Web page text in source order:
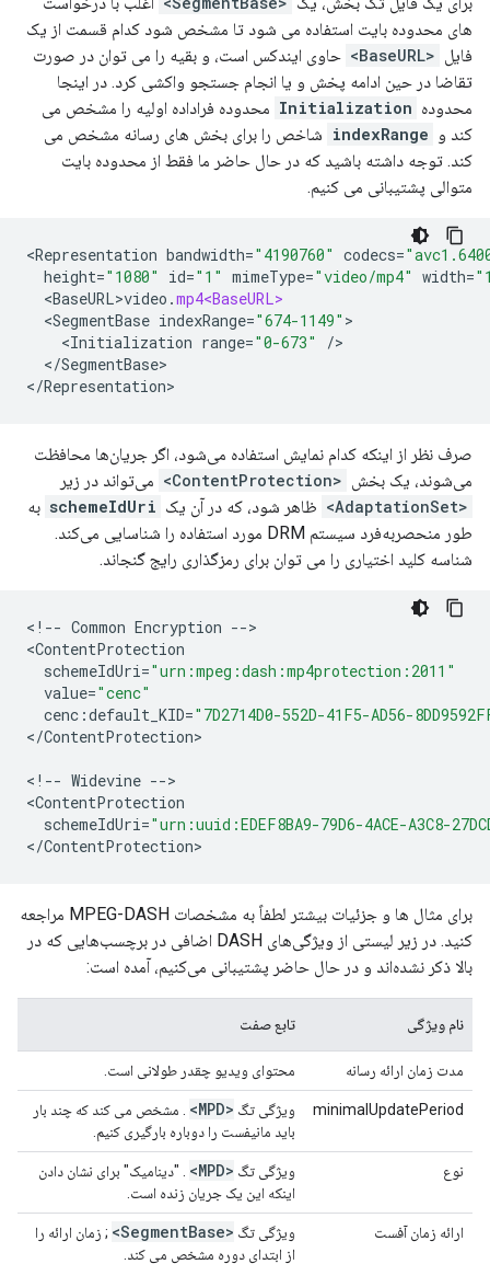
های محدوده بایت استفاده می شود تا مشخص شود کدام قسمت از یک
فایل <BaseURL>
حاوی ایندکس است، و بقیه را می توان در صورت
تقاضا در حین ادامه پخش و یا انجام جستجو واکشی کرد. در اینجا
محدوده Initialization محدوده فراداده اولیه را مشخص می
کند و indexRange شاخص را برای بخش های رسانه مشخص می
کند. توجه داشته باشید که در حال حاضر ما فقط از محدوده بایت
متوالی پشتیبانی می کنیم.
<Representation bandwidth="4190760" codecs=
height="1080" id="1" mimeType="video/mp4" width=
<BaseURL>video .mp4<BaseURL>
<SegmentBase indexRange="674-1149"
<Initialization range="0-673" /
</SegmentBase>
</Representation
صرف نظر از اینکه کدام نمایش استفاده می‌شود، اگر جریان‌ها محافظت
می‌شوند، یک بخش <ContentProtection>
می‌تواند در زیر
<AdaptationSet>
ظاهر شود، که در آن یک schemeIdUri به
طور منحصربه‌فرد سیستم DRM مورد استفاده را شناسایی می‌کند.
شناسه کلید اختیاری را می توان برای رمزگذاری رایج گنجاند.
< !-- Common Encryption -->
<ContentProtection
schemeIdUri="urn:mpeg:dash:mp4protection:2011"
value="cenc"
cenc :default_KID="7D2714D0-552D-41F5-AD56-
</ContentProtection>
< !-- Widevine -->
<ContentProtection
schemeIdUri="urn:uuid:EDEF8BA9-79D6-4ACE-A3C8-
</ContentProtection
برای مثال ها و جزئیات بیشتر لطفاً به مشخصات MPEG-DASH مراجعه
کنید. در زیر لیستی از ویژگی‌های DASH اضافی در برچسب‌هایی که در
بالا ذکر نشده‌اند و در حال حاضر پشتیبانی می‌کنیم، آمده است:
نام ویژگی تابع صفت
مدت زمان ارائه رسانه محتوای ویدیو چقدر طولانی است.
minimalUpdatePeriod ویژگی تگ <MPD>
. مشخص می کند که چند بار
باید مانیفست را دوباره بارگیری کنیم.
نوع ویژگی تگ <MPD>
. "دینامیک" برای نشان دادن
اینکه این یک جریان زنده است.
ارائه زمان آفست ویژگی تگ <Segment
Base>
; زمان ارائه را
از ابتدای دوره مشخص می کند.